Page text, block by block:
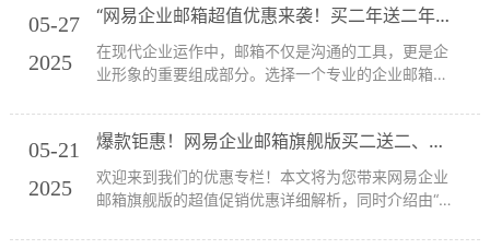
业邮箱服务的同时也能省下不少费用。让我们一起来
看看这...
05-27
2025
“网易企业邮箱超值优惠来袭！买二年送二年，快来抢！”
在现代企业运作中，邮箱不仅是沟通的工具，更是企
业形象的重要组成部分。选择一个专业的企业邮箱服
今天，我们将为您推荐网易企业邮箱，特别是其旗舰
版的无限邮箱容量，以及目前的超值优惠，帮助您轻
松管...
05-21
2025
爆款钜惠！网易企业邮箱旗舰版买二送二、买三送三、买五送五优惠揭秘，桑桥网络官方授权，28载邮件运营经验全力助力企业通信升级
欢迎来到我们的优惠专栏！本文将为您带来网易企业
邮箱旗舰版的超值促销优惠详细解析，同时介绍由“桑
不仅能了解到历经28年的专业沉淀和卓越技术的网易